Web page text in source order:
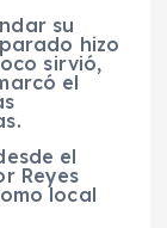
su
hizo
sirvió,
el
el
Reyes
local